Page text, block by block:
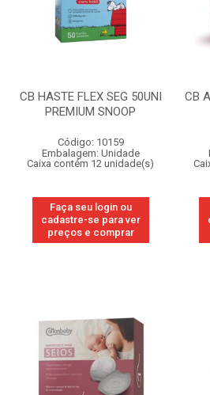
CB HASTE FLEX SEG 50UNI
PREMIUM SNOOP
Código: 10159
Embalagem: Unidade
Caixa contém 12 unidade(s)
Faça seu login ou
cadastre-se para ver
preços e comprar
CB